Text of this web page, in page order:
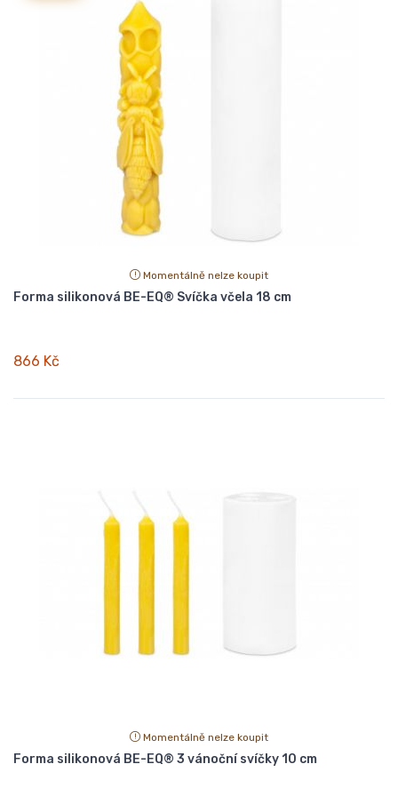
Momentálně nelze koupit
Forma silikonová BE-EQ® Svíčka včela 18 cm
866 Kč
Momentálně nelze koupit
Forma silikonová BE-EQ® 3 vánoční svíčky 10 cm